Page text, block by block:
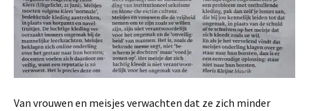
Van vrouwen en meisjes verwachten dat ze zich minder